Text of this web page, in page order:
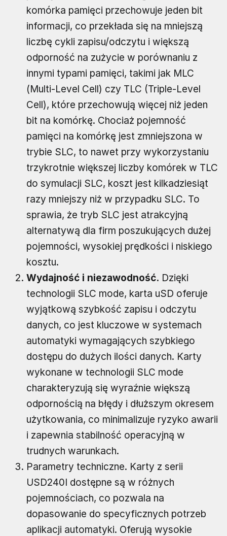
komórka pamięci przechowuje jeden bit
informacji, co przekłada się na mniejszą
liczbę cykli zapisu/odczytu i większą
odporność na zużycie w porównaniu z
innymi typami pamięci, takimi jak MLC
(Multi-Level Cell) czy TLC (Triple-Level
Cell), które przechowują więcej niż jeden
bit na komórkę. Chociaż pojemność
pamięci na komórkę jest zmniejszona w
trybie SLC, to nawet przy wykorzystaniu
trzykrotnie większej liczby komórek w TLC
do symulacji SLC, koszt jest kilkadziesiąt
razy mniejszy niż w przypadku SLC. To
sprawia, że tryb SLC jest atrakcyjną
alternatywą dla firm poszukujących dużej
pojemności, wysokiej prędkości i niskiego
kosztu.
Wydajność i niezawodność. Dzięki
technologii SLC mode, karta uSD oferuje
wyjątkową szybkość zapisu i odczytu
danych, co jest kluczowe w systemach
automatyki wymagających szybkiego
dostępu do dużych ilości danych. Karty
wykonane w technologii SLC mode
charakteryzują się wyraźnie większą
odpornością na błędy i dłuższym okresem
użytkowania, co minimalizuje ryzyko awarii
i zapewnia stabilność operacyjną w
trudnych warunkach.
Parametry techniczne. Karty z serii
USD240I dostępne są w różnych
pojemnościach, co pozwala na
dopasowanie do specyficznych potrzeb
aplikacji automatyki. Oferują wysokie